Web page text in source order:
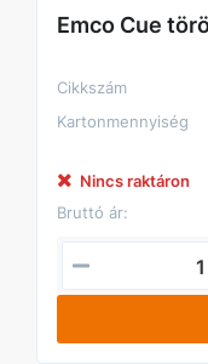
Emco Cue
Cikkszám
Kartonmennyiség
Nincs raktáron
Bruttó ár: